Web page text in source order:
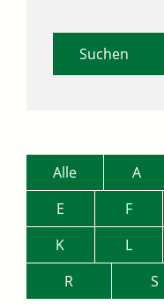
Alle A
E
F
K
L
R
S